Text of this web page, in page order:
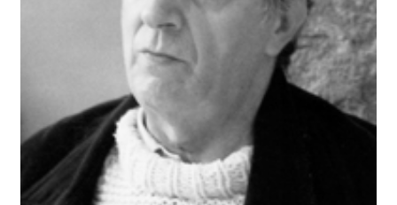
BUSCAR
LISTA DE LIBROS